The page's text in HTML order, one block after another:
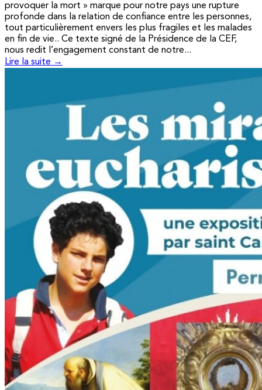
provoquer la mort » marque pour notre pays une rupture
profonde dans la relation de confiance entre les personnes,
tout particulièrement envers les plus fragiles et les malades
en fin de vie.. Ce texte signé de la Présidence de la CEF,
nous redit l’engagement constant de notre...
Lire la suite →